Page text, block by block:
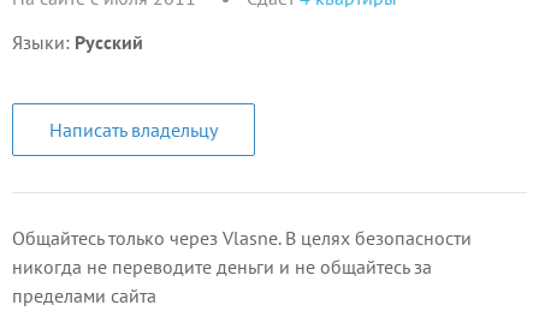
Языки: Русский
Написать владельцу
Общайтесь только через Vlasne. В целях безопасности
никогда не переводите деньги и не общайтесь за
пределами сайта